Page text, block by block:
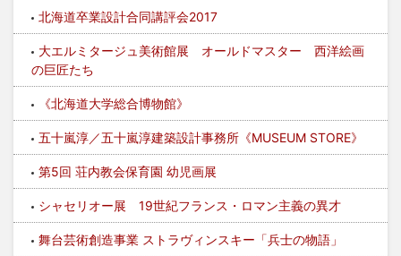
北海道卒業設計合同講評会2017
大エルミタージュ美術館展 オールドマスター 西洋絵画
の巨匠たち
《北海道大学総合博物館》
五十嵐淳／五十嵐淳建築設計事務所《MUSEUM STORE》
第5回 荘内教会保育園 幼児画展
シャセリオー展 19世紀フランス・ロマン主義の異才
舞台芸術創造事業 ストラヴィンスキー「兵士の物語」